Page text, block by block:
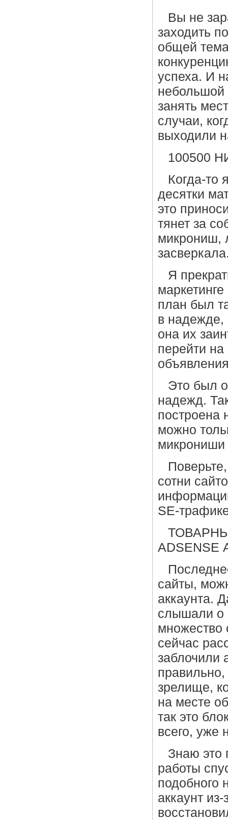
Вы не
заходить
общей
успеха. И
небольшой
занять
случаи,
выходили
100500
Когда-то
десятки
это
тянет за
микрониш,
Я
план был
в надежде,
она их
перейти
Это был
надежд.
построена
можно
микрониши
сотни
SE-
ADSENSE
сайты,
аккаунта.
слышали о
множество
сейчас
заблочили
зрелище,
на месте
так это
всего, уже
Знаю это
работы
подобного
аккаунт